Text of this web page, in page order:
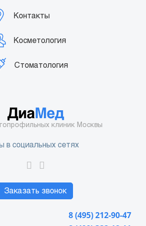
Контакты
Косметология
Стоматология
клиник Москвы
в социальных сетях
Заказать звонок
8 (495) 212-90-47